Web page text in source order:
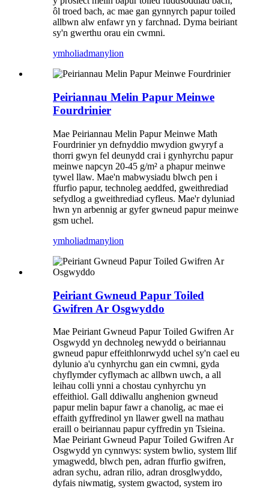
ôl troed bach, ac mae gan gynnyrch papur toiled
allbwn alw enfawr yn y farchnad. Dyma beiriant
sy'n gwerthu orau ein cwmni.
ymholiadmanylion
Peiriannau Melin Papur Meinwe
Fourdrinier
Mae Peiriannau Melin Papur Meinwe Math
Fourdrinier yn defnyddio mwydion gwyryf a
thorri gwyn fel deunydd crai i gynhyrchu papur
meinwe napcyn 20-45 g/m² a phapur meinwe
tywel llaw. Mae'n mabwysiadu blwch pen i
ffurfio papur, technoleg aeddfed, gweithrediad
sefydlog a gweithrediad cyfleus. Mae'r dyluniad
hwn yn arbennig ar gyfer gwneud papur meinwe
gsm uchel.
ymholiadmanylion
Peiriant Gwneud Papur Toiled
Gwifren Ar Osgwyddo
Mae Peiriant Gwneud Papur Toiled Gwifren Ar
Osgwydd yn dechnoleg newydd o beiriannau
gwneud papur effeithlonrwydd uchel sy'n cael eu
dylunio a'u cynhyrchu gan ein cwmni, gyda
chyflymder cyflymach ac allbwn uwch, a all
leihau colli ynni a chostau cynhyrchu yn
effeithiol. Gall ddiwallu anghenion gwneud
papur melin bapur fawr a chanolig, ac mae ei
effaith gyffredinol yn llawer gwell na mathau
eraill o beiriannau papur cyffredin yn Tsieina.
Mae Peiriant Gwneud Papur Toiled Gwifren Ar
Osgwydd yn cynnwys: system bwlio, system llif
ymagwedd, blwch pen, adran ffurfio gwifren,
adran sychu, adran rilio, adran drosglwyddo,
dyfais niwmatig, system gwactod, system iro